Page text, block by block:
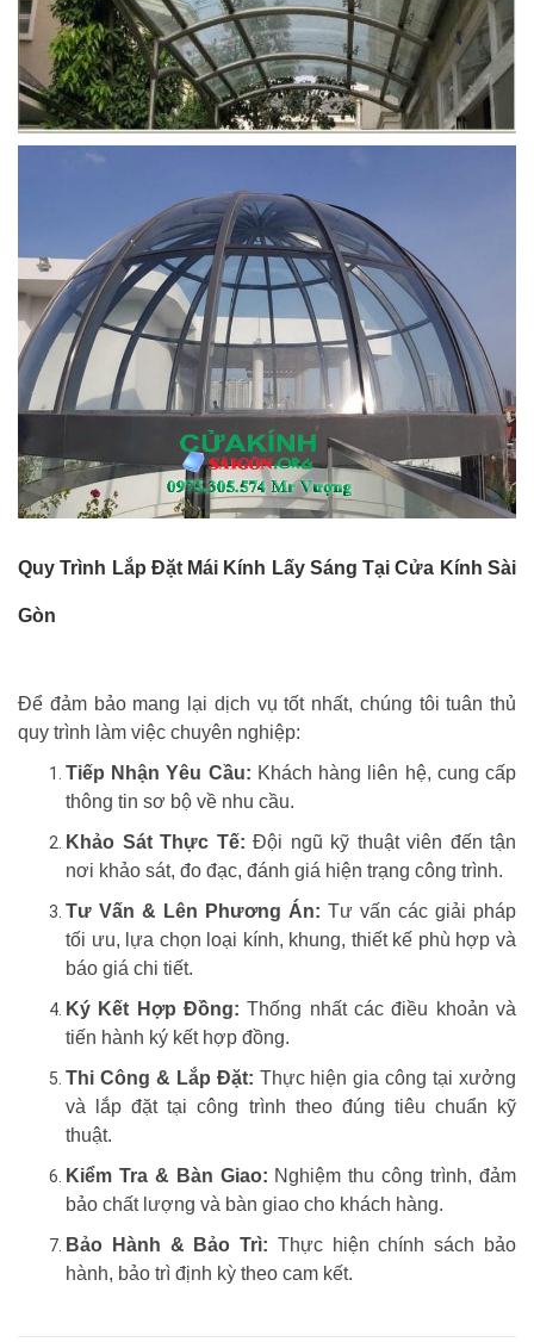
Quy Trình Lắp Đặt Mái Kính Lấy Sáng Tại Cửa Kính Sài
Gòn
Để đảm bảo mang lại dịch vụ tốt nhất, chúng tôi tuân thủ
quy trình làm việc chuyên nghiệp:
Tiếp Nhận Yêu Cầu: Khách hàng liên hệ, cung cấp
thông tin sơ bộ về nhu cầu.
Khảo Sát Thực Tế: Đội ngũ kỹ thuật viên đến tận
nơi khảo sát, đo đạc, đánh giá hiện trạng công trình.
Tư Vấn & Lên Phương Án: Tư vấn các giải pháp
tối ưu, lựa chọn loại kính, khung, thiết kế phù hợp và
báo giá chi tiết.
Ký Kết Hợp Đồng: Thống nhất các điều khoản và
tiến hành ký kết hợp đồng.
Thi Công & Lắp Đặt: Thực hiện gia công tại xưởng
và lắp đặt tại công trình theo đúng tiêu chuẩn kỹ
thuật.
Kiểm Tra & Bàn Giao: Nghiệm thu công trình, đảm
bảo chất lượng và bàn giao cho khách hàng.
Bảo Hành & Bảo Trì: Thực hiện chính sách bảo
hành, bảo trì định kỳ theo cam kết.